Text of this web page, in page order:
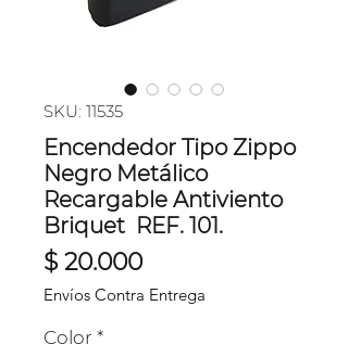
SKU: 11535
Encendedor Tipo Zippo
Negro Metálico
Recargable Antiviento
Briquet REF. 101.
$ 20.000Precio
Envíos Contra Entrega
Color *